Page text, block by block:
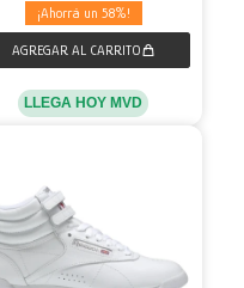
58
LLEGA HOY MVD